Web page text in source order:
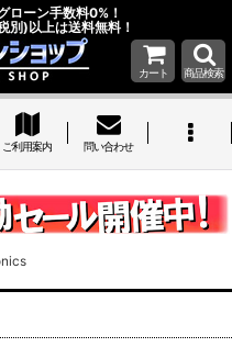
ローン手数料0%！
)以上は送料無料！
カート 商品検索
ご利用案内 問い合わせ